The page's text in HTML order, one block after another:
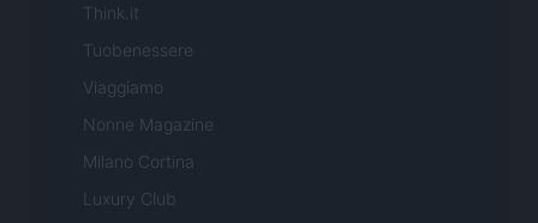
Think.it
Tuobenessere
Viaggiamo
Nonne Magazine
Milano Cortina
Luxury Club